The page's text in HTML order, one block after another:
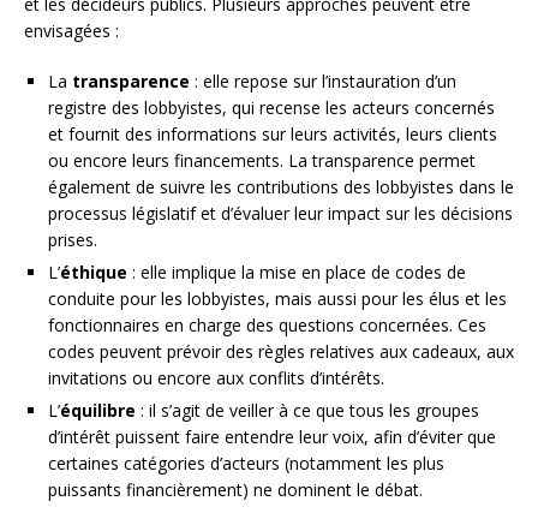
envisagées :
La transparence : elle repose sur l’instauration d’un
registre des lobbyistes, qui recense les acteurs concernés
et fournit des informations sur leurs activités, leurs clients
ou encore leurs financements. La transparence permet
également de suivre les contributions des lobbyistes dans le
processus législatif et d’évaluer leur impact sur les décisions
prises.
L’éthique : elle implique la mise en place de codes de
conduite pour les lobbyistes, mais aussi pour les élus et les
fonctionnaires en charge des questions concernées. Ces
codes peuvent prévoir des règles relatives aux cadeaux, aux
invitations ou encore aux conflits d’intérêts.
L’équilibre : il s’agit de veiller à ce que tous les groupes
d’intérêt puissent faire entendre leur voix, afin d’éviter que
certaines catégories d’acteurs (notamment les plus
puissants financièrement) ne dominent le débat.